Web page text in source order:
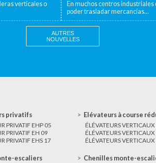
verticales o
En muchos centros
poder trasladar mercancías...
AUTRES
NOUVELLES
privatifs
PRIVATIF EHP 05
PRIVATIF EH 09
PRIVATIF EHS 17
Elévateurs à course
ÉLÉVATEURS VERTICAUX
ÉLÉVATEURS
ÉLÉVATEURS VERTICAUX
escaliers
Chenilles monte-